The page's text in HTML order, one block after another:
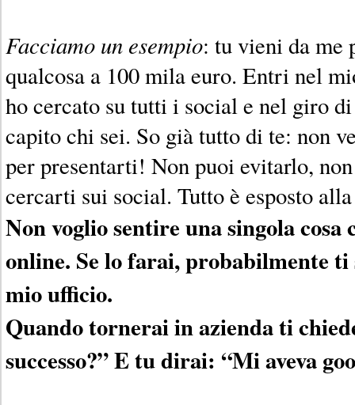
Facciamo un esempio: tu vieni da me
qualcosa a 100 mila euro. Entri nel
ho cercato su tutti i social e nel giro
capito chi sei. So già tutto di te: non
per presentarti! Non puoi evitarlo,
cercarti sui social. Tutto è esposto
Non voglio sentire una singola cosa
online. Se lo farai, probabilmente
mio ufficio.
Quando tornerai in azienda ti
successo?” E tu dirai: “Mi aveva